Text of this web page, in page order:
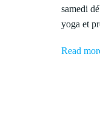
samedi
yoga et
Read